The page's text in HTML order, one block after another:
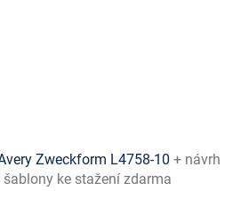
Zweckform L4758-10 + návrh
ke stažení zdarma